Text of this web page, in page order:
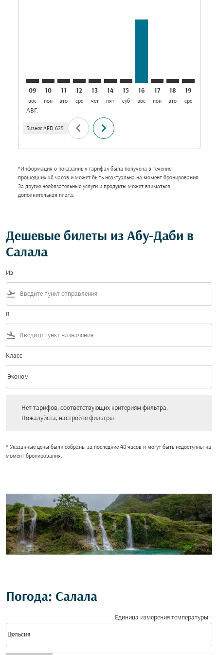
09
вос
АВГ.
10
пон
11
вто
12
сре
13
чет
14
пят
15
суб
16
вос
17
пон
18
вто
19
сре
Бизнес AED 625 chevron_left chevron_right
*Информация о показанных тарифах была получена в течение
прошедших 48 часов и может быть неактуальна на момент бронирования.
За другие необязательные услуги и продукты может взиматься
дополнительная плата.
Дешевые билеты из Абу-Даби в
Салала
Из
flight_takeoff
В
flight_land
Класс
Класс option Эконом Selected
Эконом
keyboard_arrow_down
Нет тарифов, соответствующих критериям фильтра.
Пожалуйста, настройте фильтры.
* Указанные цены были собраны за последние 48 часов и могут быть недоступны на
момент бронирования.
Погода: Салала
Единица измерения температуры:
Цельсия
keyboard_arrow_down